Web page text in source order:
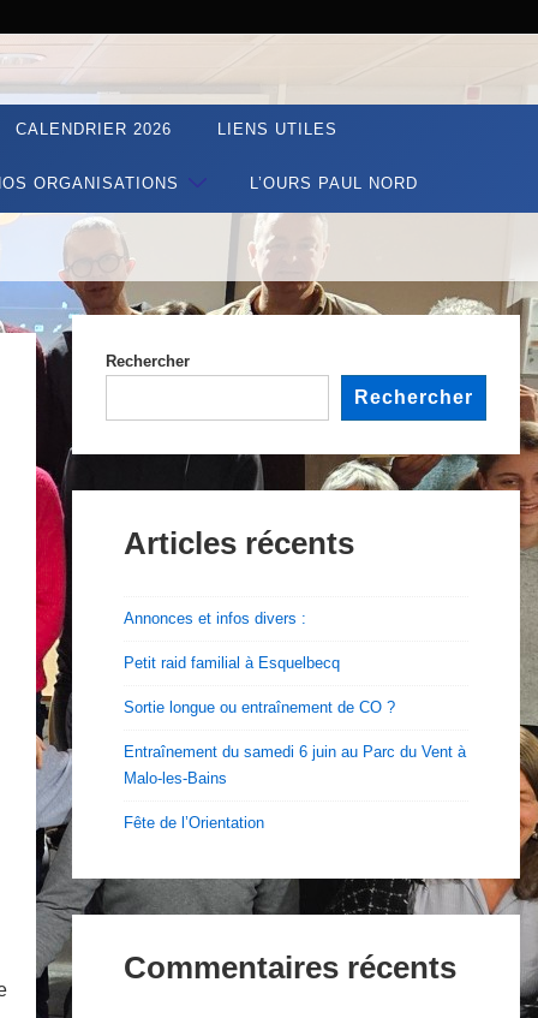
CALENDRIER 2026 LIENS UTILES
ORGANISATIONS L’OURS PAUL NORD
Rechercher
Rechercher
Articles récents
Annonces et infos divers :
Petit raid familial à Esquelbecq
Sortie longue ou entraînement de CO ?
Entraînement du samedi 6 juin au Parc du Vent à
Malo-les-Bains
Fête de l’Orientation
Commentaires récents